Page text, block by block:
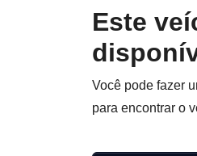
Este
Você pode fazer
para encontrar o